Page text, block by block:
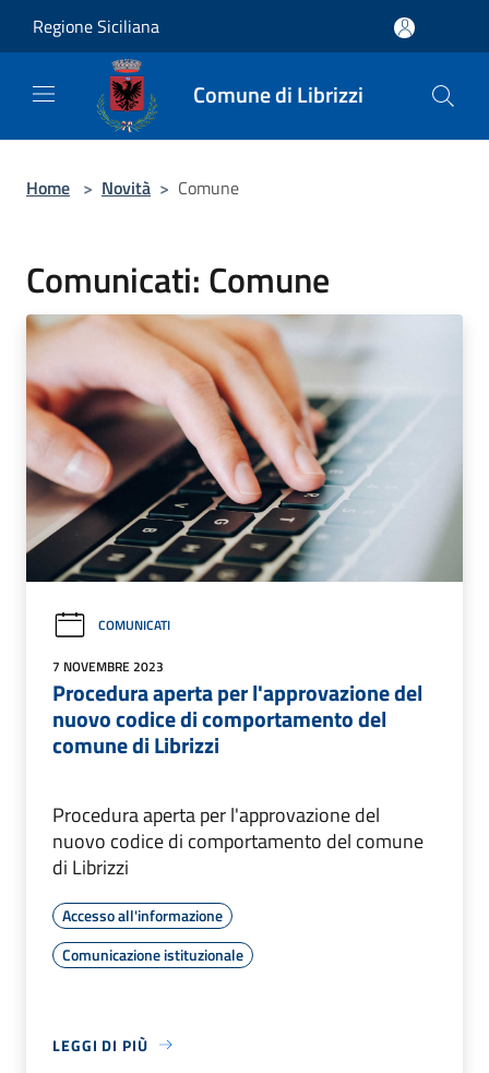
Regione Siciliana
Comune di Librizzi
Home > Novità > Comune
Comunicati: Comune
COMUNICATI
7 NOVEMBRE 2023
Procedura aperta per l'approvazione del
nuovo codice di comportamento del
comune di Librizzi
Procedura aperta per l'approvazione del
nuovo codice di comportamento del comune
di Librizzi
Accesso all'informazione
Comunicazione istituzionale
LEGGI DI PIÙ